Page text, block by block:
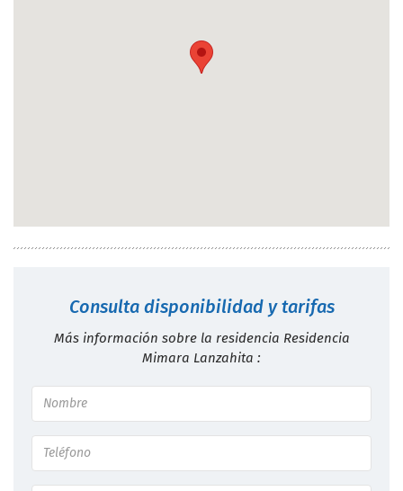
Consulta disponibilidad y tarifas
Más información sobre la residencia Residencia
Mimara Lanzahita :